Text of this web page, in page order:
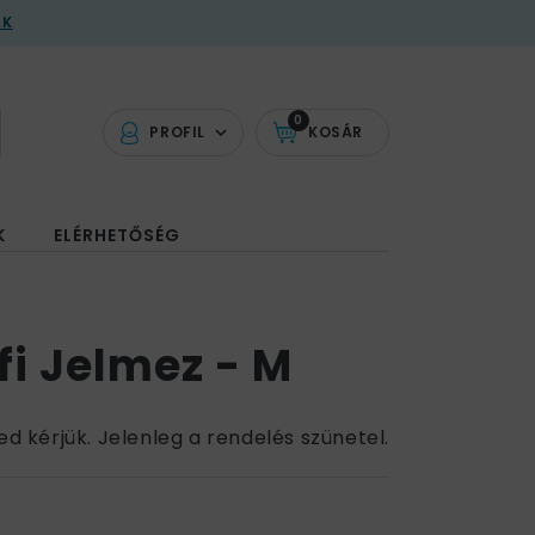
PROFIL KOSÁR
0
ELÉRHETŐSÉG
Jelmez - M
kérjük. Jelenleg a rendelés szünetel.